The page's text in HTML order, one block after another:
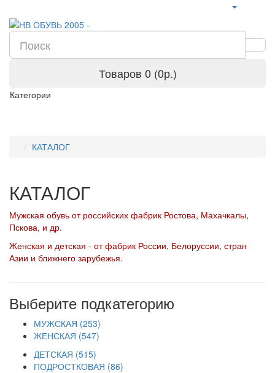
Товаров 0 (0р.)
Категории
КАТАЛОГ
КАТАЛОГ
Мужская обувь от российских фабрик Ростова, Махачкалы,
Пскова, и др.
Женская и детская - от фабрик России, Белоруссии, стран
Азии и ближнего зарубежья.
Выберите подкатегорию
МУЖСКАЯ (253)
ЖЕНСКАЯ (547)
ДЕТСКАЯ (515)
ПОДРОСТКОВАЯ (86)